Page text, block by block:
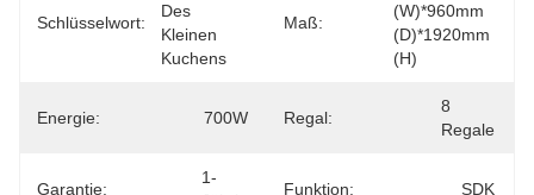
Schlüsselwort:
Des
Kleinen
Kuchens
Maß:
(W)*960mm
(D)*1920mm
(H)
Energie: 700W Regal:
8
Regale
Garantie:
1-
Funktion: SDK